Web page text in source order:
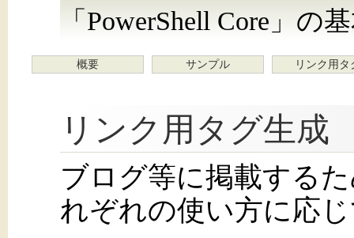
「PowerShell Core」
概要 サンプル リンク用タ
リンク用タグ生成
ブログ等に掲載する
れぞれの使い方に応